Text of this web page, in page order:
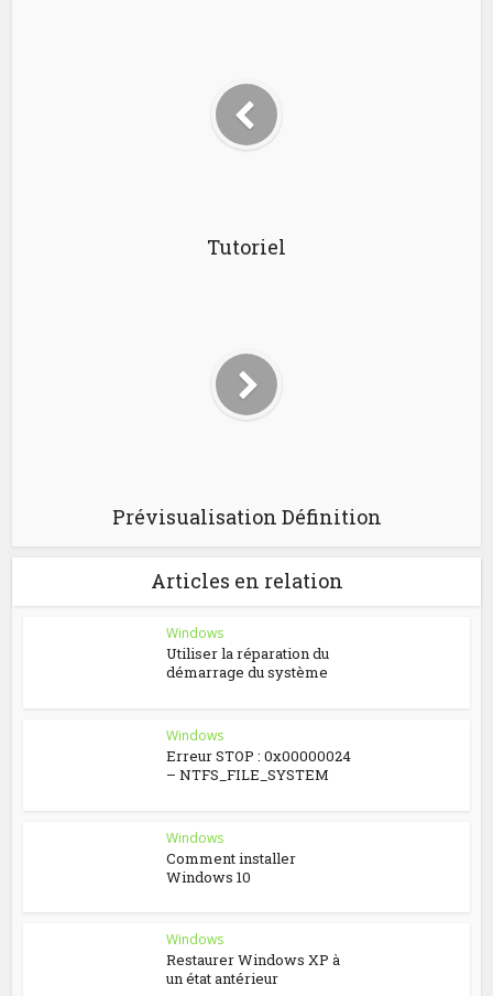
Tutoriel
Prévisualisation Définition
Articles en relation
Windows
Utiliser la réparation du
démarrage du système
Windows
Erreur STOP : 0x00000024
– NTFS_FILE_SYSTEM
Windows
Comment installer
Windows 10
Windows
Restaurer Windows XP à
un état antérieur